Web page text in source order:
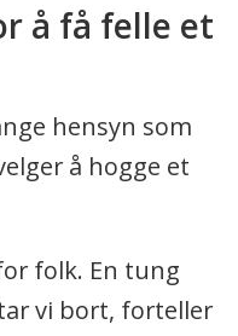
å få felle et
hensyn som
å hogge et
folk. En tung
vi bort, forteller